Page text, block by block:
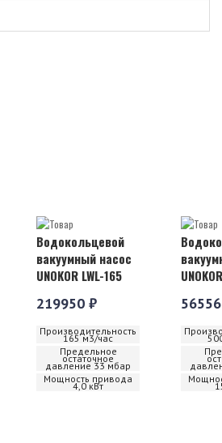
Водокольцевой
вакуумный насос
UNOKOR LWL-165
219950 ₽
Производительность
165 м3/час
Предельное
остаточное
давление 33 мбар
Мощность привода
4,0 кВт